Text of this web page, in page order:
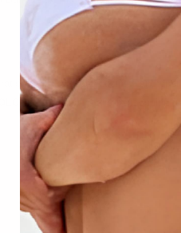
with the desensitizing
is Lidocaine and benzocaine